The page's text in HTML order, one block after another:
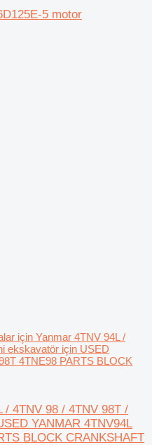
5 motor
için Yanmar 4TNV 94L /
ekskavatör için USED
4TNE98 PARTS BLOCK
/ 4TNV 98 / 4TNV 98T /
YANMAR 4TNV94L
BLOCK CRANKSHAFT